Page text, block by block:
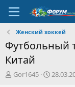
Женский хоккей
Футбольный
Китай
А
Gor1645
Д